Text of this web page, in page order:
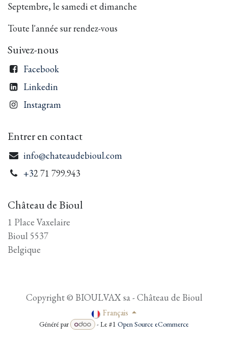
Septembre, le samedi et dimanche
Toute l'année sur rendez-vous
Suivez-nous
Facebook
Linkedin
Instagram
Entrer en contact
info@chateaudebioul.com
+32 71 799.943
Château de Bioul
1 Place Vaxelaire
Bioul 5537
Belgique
Copyright © BIOULVAX sa - Château de Bioul
Français
Généré par - Le #1 Open Source eCommerce